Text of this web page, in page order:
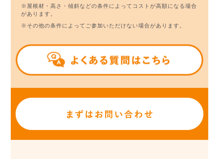
※屋根材・高さ・傾斜などの条件によってコストが高額になる場合
があります。
※その他の条件によってご参加いただけない場合があります。